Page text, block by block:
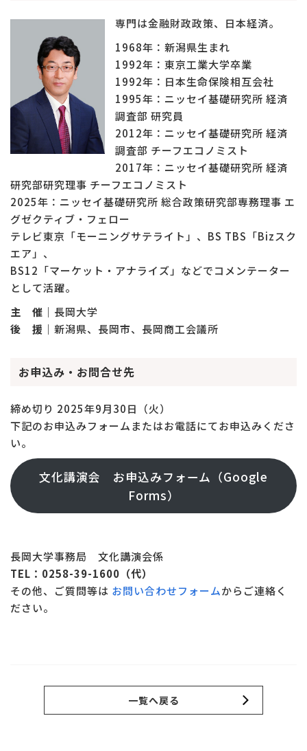
専門は金融財政政策、日本経済。
1968年：新潟県生まれ
1992年：東京工業大学卒業
1992年：日本生命保険相互会社
1995年：ニッセイ基礎研究所 経済
調査部 研究員
2012年：ニッセイ基礎研究所 経済
調査部 チーフエコノミスト
2017年：ニッセイ基礎研究所 経済
研究部研究理事 チーフエコノミスト
2025年：ニッセイ基礎研究所 総合政策研究部専務理事 エ
グゼクティブ・フェロー
テレビ東京「モーニングサテライト」、BS TBS「Bizスク
エア」、
BS12「マーケット・アナライズ」などでコメンテーター
として活躍。
主 催｜ 長岡大学
後 援｜ 新潟県、長岡市、長岡商工会議所
お申込み・お問合せ先
締め切り 2025年9月30日（火）
下記のお申込みフォームまたはお電話にてお申込みくださ
い。
文化講演会 お申込みフォーム（Google
Forms）
長岡大学事務局 文化講演会係
TEL：0258-39-1600（代）
その他、ご質問等は お問い合わせフォームからご連絡く
ださい。
一覧へ戻る